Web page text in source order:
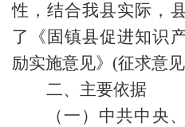
性，结合我县实际，
了《固镇县促进知识
励实施意见》(征求意见
二、主要依据
（一）中共中央